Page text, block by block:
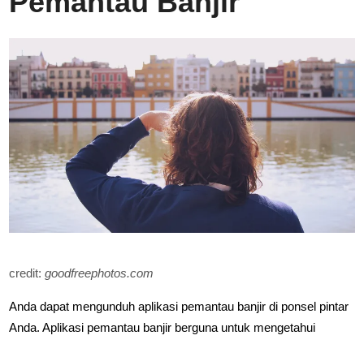
credit:goodfreephotos.com
Anda dapat mengunduh aplikasi pemantau banjir di ponsel pintar
Anda. Aplikasi pemantau banjir berguna untuk mengetahui